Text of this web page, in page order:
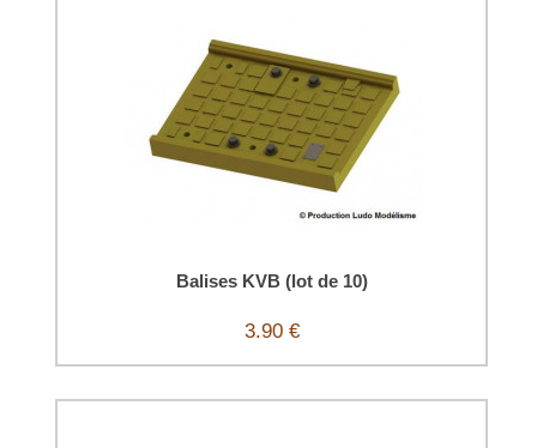
Balises KVB (lot de 10)
3.90 €